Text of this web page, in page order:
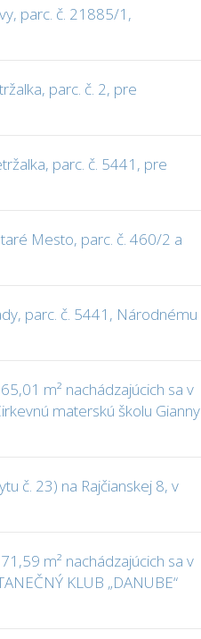
parc. č. 21885/1,
parc. č. 2, pre
parc. č. 5441, pre
Mesto, parc. č. 460/2 a
parc. č. 5441, Národnému
m² nachádzajúcich sa v
materskú školu Gianny
č. 23) na Rajčianskej 8, v
m² nachádzajúcich sa v
KLUB „DANUBE“